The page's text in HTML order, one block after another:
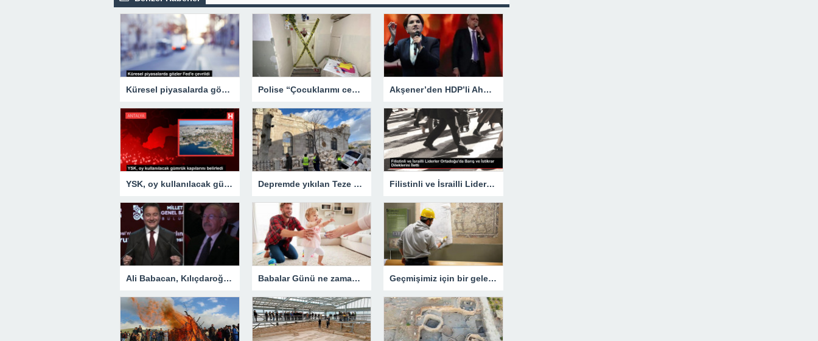
Küresel piyasalarda gözler Fed’e çevrildi Polise “Çocuklarımı cennete gönderdim” diyen baba, 2 çocuğunu annesinin evine götürüp boğmuş Akşener’den HDP’li Ahmet Türk’ün “Dönem, Öcalan’ı özgürleştirme dönemidir” sözlerine sert tepki
YSK, oy kullanılacak gümrük kapılarını belirledi Depremde yıkılan Teze Cami restore edilecek Filistinli ve İsrailli Liderler Ortadoğu’da Barış ve İstikrar Dileklerini İletti
Ali Babacan, Kılıçdaroğlu’na “Sayın Cumhurbaşkanımız” dedi! Salonda alkış tufanı koptu Babalar Günü ne zaman 2023? Babalar Günü ne zaman ayın kaçında? Babalar Günü tarihte ilk ne zaman kutlandı ne zaman resmileşti? Geçmişimiz için bir gelecek inşa edeceğiz